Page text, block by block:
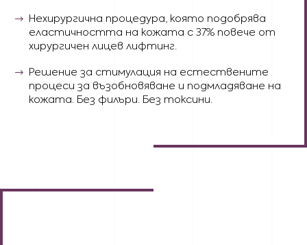
Нехирургична процедура, която подобрява
еластичността на кожата с 37% повече от
хирургичен лицев лифтинг.
Решение за стимулация на естествените
процеси за възобновяване и подмладяване на
кожата. Без филъри. Без токсини.